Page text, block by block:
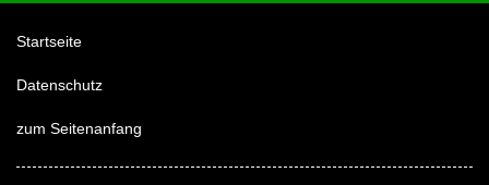
Startseite
Datenschutz
zum Seitenanfang